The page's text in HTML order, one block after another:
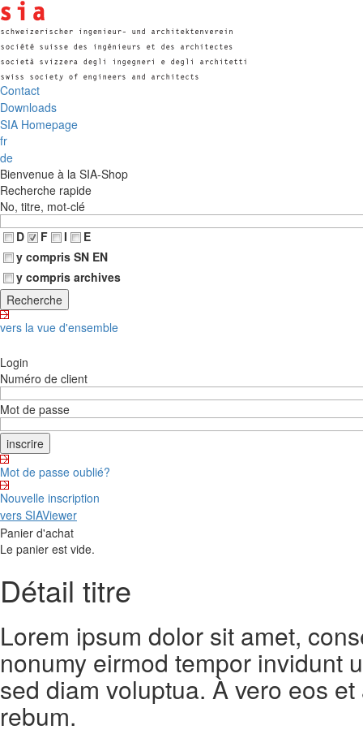
Contact
Downloads
SIA Homepage
fr
de
Bienvenue à la SIA-Shop
Recherche rapide
No, titre, mot-clé
D
F I
E
y compris SN EN
y compris archives
vers la vue d'ensemble
Login
Numéro de client
Mot de passe
Mot de passe oublié?
Nouvelle inscription
vers SIAViewer
Panier d'achat
Le panier est vide.
Détail titre
Lorem ipsum dolor sit amet,
nonumy eirmod tempor invidunt
sed diam voluptua. À vero eos
rebum.